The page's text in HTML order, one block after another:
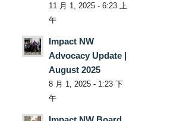
11 月 1, 2025 - 6:23 上
午
Impact NW
Advocacy Update |
August 2025
8 月 1, 2025 - 1:23 下
午